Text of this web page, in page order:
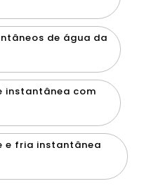
de água da
instantânea com
e fria instantânea